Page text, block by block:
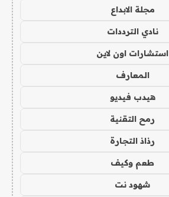
مجلة الابداع
نادي الترددات
استشارات اون لاين
المعارف
هيدب فيديو
رمح التقنية
رذاذ التجارة
طعم وكيف
شهود نت